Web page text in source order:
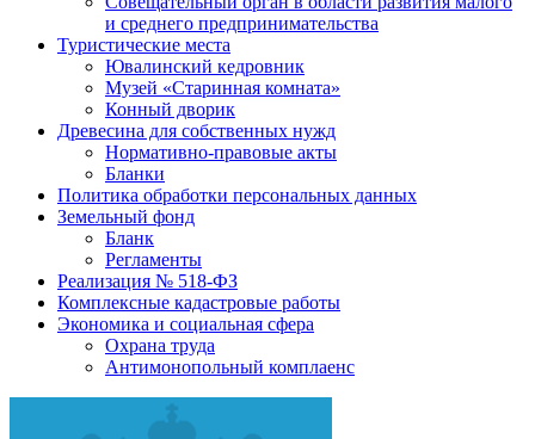
и среднего предпринимательства
Туристические места
Ювалинский кедровник
Музей «Старинная комната»
Конный дворик
Древесина для собственных нужд
Нормативно-правовые акты
Бланки
Политика обработки персональных данных
Земельный фонд
Бланк
Регламенты
Реализация № 518-ФЗ
Комплексные кадастровые работы
Экономика и социальная сфера
Охрана труда
Антимонопольный комплаенс